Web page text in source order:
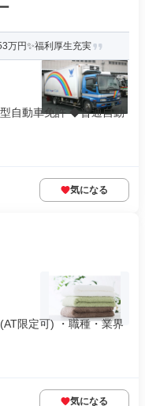
万円✨福利厚生充実
自動車免許 ◆普通自動
気になる
限定可) ・職種・業界
気になる